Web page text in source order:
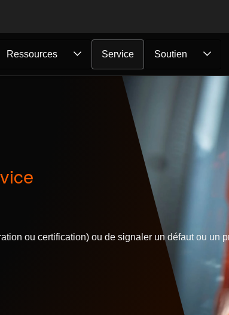
Ressources Service Soutien
ou certification) ou de signaler un défaut ou un